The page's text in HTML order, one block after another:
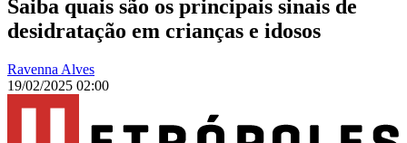
Saiba quais são os principais sinais de
desidratação em crianças e idosos
Ravenna Alves
19/02/2025 02:00